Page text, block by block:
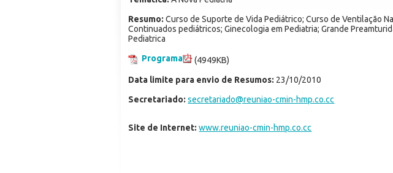
Resumo: Curso de Suporte de Vida Pediátrico; Curso de Ventilação
Continuados pediátricos; Ginecologia em Pediatria; Grande
Pediatrica
Programa
(4949KB)
Data limite para envio de Resumos: 23/10/2010
Secretariado: secretariado@reuniao-cmin-hmp.co.cc
Site de Internet: www.reuniao-cmin-hmp.co.cc